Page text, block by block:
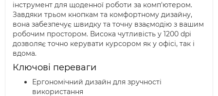
інструмент для щоденної роботи за комп'ютером.
Завдяки трьом кнопкам та комфортному дизайну,
вона забезпечує швидку та точну взаємодію з вашим
робочим простором. Висока чутливість у 1200 dpi
дозволяє точно керувати курсором як у офісі, так і
вдома.
Ключові переваги
Ергономічний дизайн для зручності
використання